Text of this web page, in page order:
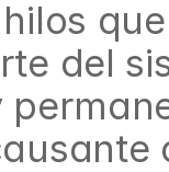
del